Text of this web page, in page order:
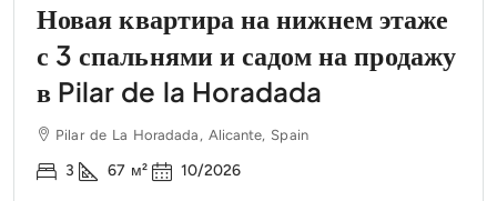
Новая квартира на нижнем этаже
с 3 спальнями и садом на продажу
в Pilar de la Horadada
Pilar de La Horadada, Alicante, Spain
3 67 м² 10/2026